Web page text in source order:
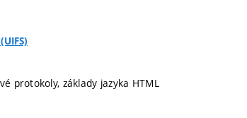
protokoly, základy jazyka HTML